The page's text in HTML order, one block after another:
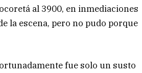
al 3900, en inmediaciones
la escena, pero no pudo porque
fue solo un susto